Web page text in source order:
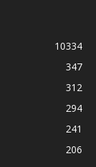
10334
347
312
294
241
206